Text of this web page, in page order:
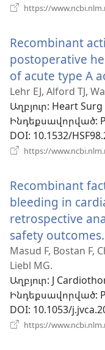
https://
Recombinant
postoperative
of acute type A
Lehr EJ, Alford TJ,
Աղբյուր‎: Heart Surg
Ինդեքսավորված‎:
DOI‎: 10.1532/
https://
Recombinant
bleeding in
retrospective
safety outcomes.
Masud F, Bostan F,
Liebl MG.
Աղբյուր‎: J
Ինդեքսավորված‎:
DOI‎: 10.1053/
https://